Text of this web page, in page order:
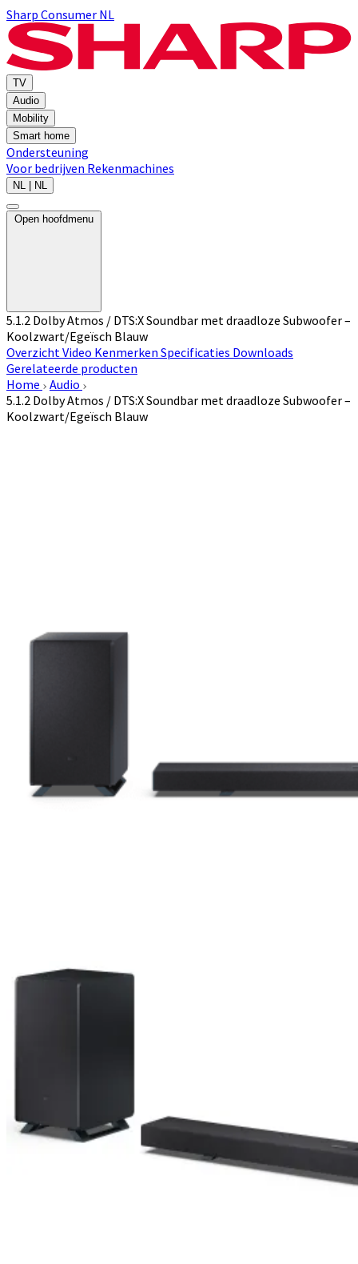
Sharp Consumer NL
TV
Audio
Mobility
Smart home
Ondersteuning
Voor bedrijven Rekenmachines
NL | NL
Open hoofdmenu
5.1.2 Dolby Atmos / DTS:X Soundbar met draadloze Subwoofer –
Koolzwart/Egeïsch Blauw
OverzichtVideo Kenmerken Specificaties Downloads
Gerelateerde producten
Home
Audio
5.1.2 Dolby Atmos / DTS:X Soundbar met draadloze Subwoofer –
Koolzwart/Egeïsch Blauw